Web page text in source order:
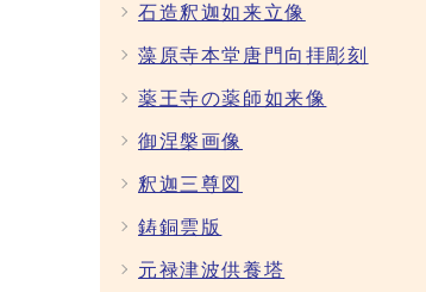
石造釈迦如来立像
藻原寺本堂唐門向拝彫刻
薬王寺の薬師如来像
御涅槃画像
釈迦三尊図
鋳銅雲版
元禄津波供養塔